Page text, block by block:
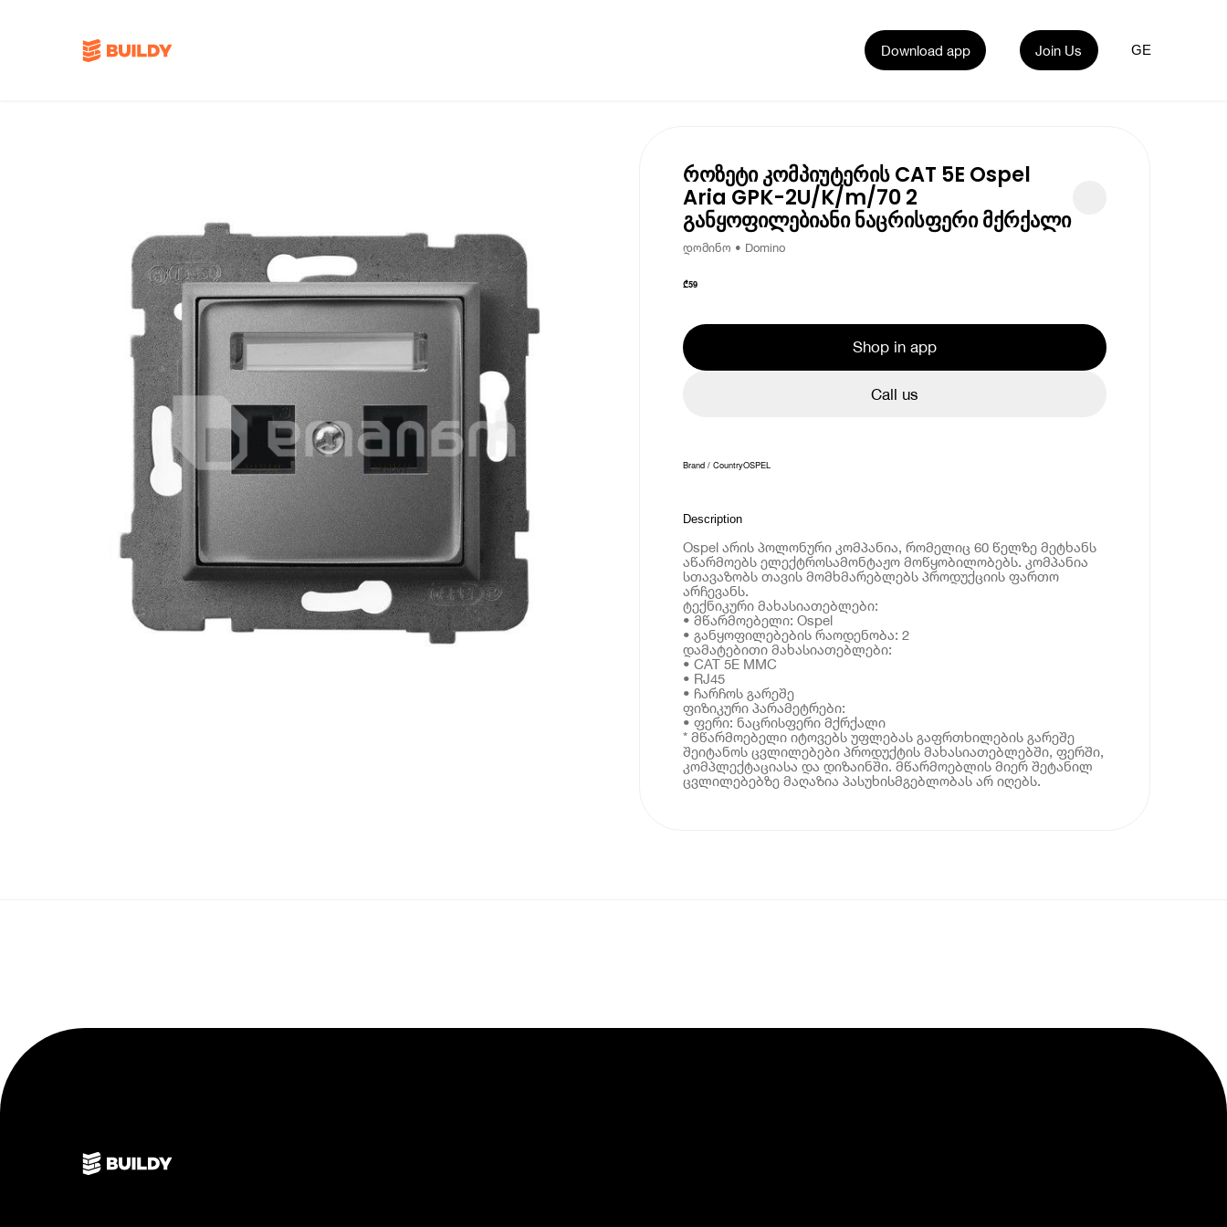
Download app Join Us GE
როზეტი კომპიუტერის CAT 5E Ospel
Aria GPK-2U/K/m/70 2
განყოფილებიანი ნაცრისფერი მქრქალი
დომინო • Domino
₾59
Shop in app
Call us
Brand / CountryOSPEL
Description
Ospel არის პოლონური კომპანია, რომელიც 60 წელზე მეტხანს
აწარმოებს ელექტროსამონტაჟო მოწყობილობებს. კომპანია
სთავაზობს თავის მომხმარებლებს პროდუქციის ფართო
არჩევანს.
ტექნიკური მახასიათებლები:
• მწარმოებელი: Ospel
• განყოფილებების რაოდენობა: 2
დამატებითი მახასიათებლები:
• CAT 5E MMC
• RJ45
• ჩარჩოს გარეშე
ფიზიკური პარამეტრები:
• ფერი: ნაცრისფერი მქრქალი
* მწარმოებელი იტოვებს უფლებას გაფრთხილების გარეშე
შეიტანოს ცვლილებები პროდუქტის მახასიათებლებში, ფერში,
კომპლექტაციასა და დიზაინში. მწარმოებლის მიერ შეტანილ
ცვლილებებზე მაღაზია პასუხისმგებლობას არ იღებს.